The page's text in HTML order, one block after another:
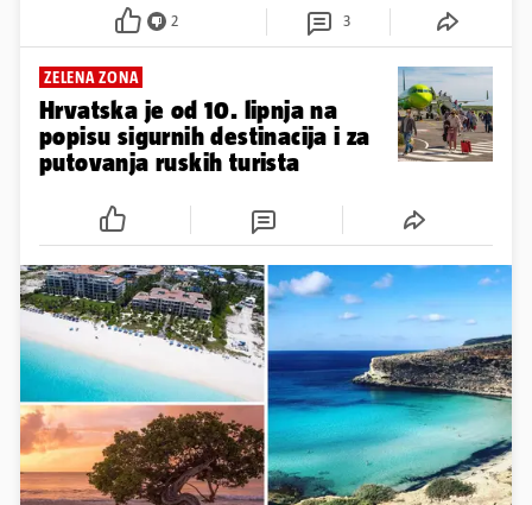
2 3
ZELENA ZONA
Hrvatska je od 10. lipnja na
popisu sigurnih destinacija i za
putovanja ruskih turista